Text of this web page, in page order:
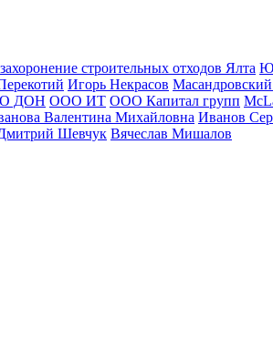
захоронение строительных отходов Ялта
Игорь Некрасов
ДОН ООО ИТ ООО Капитал групп
Валентина Михайловна Иванов
Шевчук Вячеслав Мишалов